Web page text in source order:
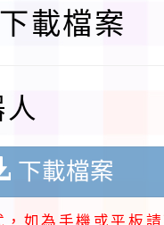
載檔案
下載檔案